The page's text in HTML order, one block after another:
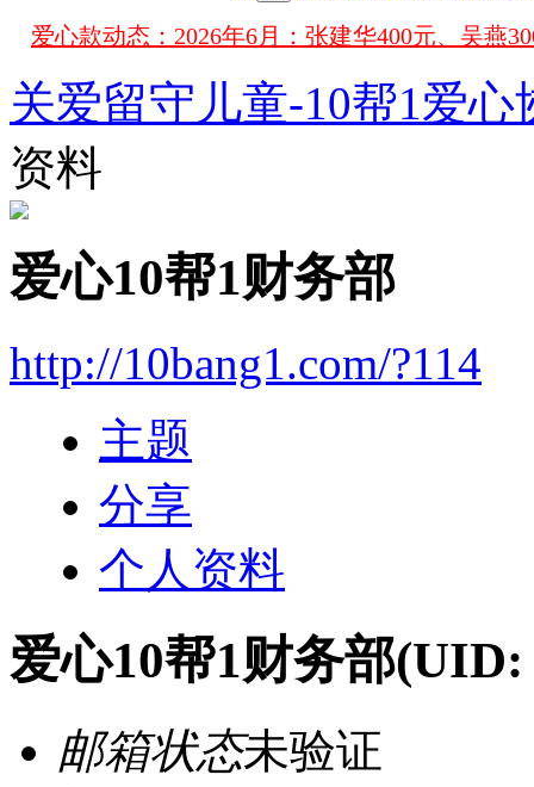
爱心款动态
关爱留守儿童-10帮1爱心
资料
爱心10帮1财务部
http://10bang1.com/?114
主题
分享
个人资料
爱心10帮1财务部(UID:
邮箱状态未验证